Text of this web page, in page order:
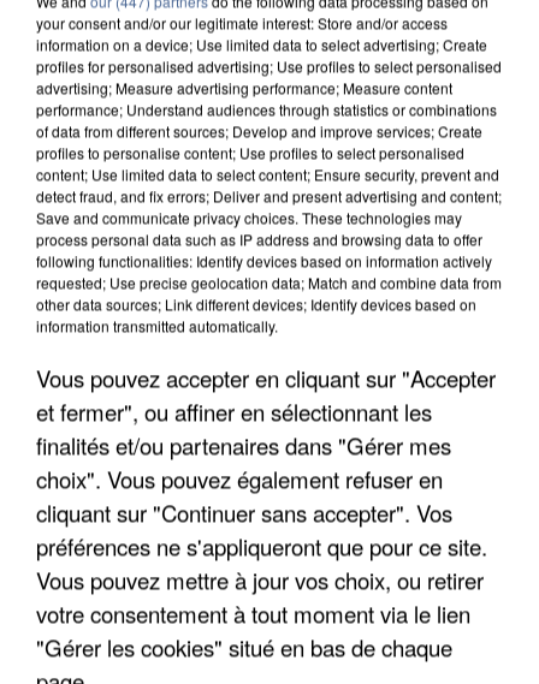
L’UN DES FONDATEURS SUPPOSÉS DE LA DZ
MAFIA INTERPELLÉ EN ALGÉRIE
your consent and/or our legitimate interest: Store and/or access
information on a device; Use limited data to select advertising; Create
profiles for personalised advertising; Use profiles to select personalised
advertising; Measure advertising performance; Measure content
performance; Understand audiences through statistics or combinations
of data from different sources; Develop and improve services; Create
profiles to personalise content; Use profiles to select personalised
content; Use limited data to select content; Ensure security, prevent and
detect fraud, and fix errors; Deliver and present advertising and content;
Save and communicate privacy choices. These technologies may
process personal data such as IP address and browsing data to offer
following functionalities: Identify devices based on information actively
requested; Use precise geolocation data; Match and combine data from
other data sources; Link different devices; Identify devices based on
information transmitted automatically.
Vous pouvez accepter en cliquant sur "Accepter
et fermer", ou affiner en sélectionnant les
finalités et/ou partenaires dans "Gérer mes
choix". Vous pouvez également refuser en
cliquant sur "Continuer sans accepter". Vos
préférences ne s'appliqueront que pour ce site.
Vous pouvez mettre à jour vos choix, ou retirer
votre consentement à tout moment via le lien
"Gérer les cookies" situé en bas de chaque